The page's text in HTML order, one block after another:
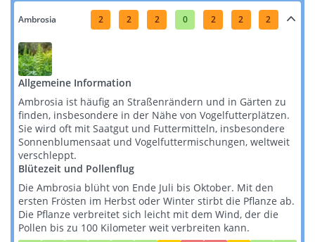
Ambrosia 2 2 2 0 2 2 2
Allgemeine Information
Ambrosia ist häufig an Straßenrändern und in Gärten zu
finden, insbesondere in der Nähe von Vogelfutterplätzen.
Sie wird oft mit Saatgut und Futtermitteln, insbesondere
Sonnenblumensaat und Vogelfuttermischungen, weltweit
verschleppt​​​​.
Blütezeit und Pollenflug
Die Ambrosia blüht von Ende Juli bis Oktober. Mit den
ersten Frösten im Herbst oder Winter stirbt die Pflanze ab.
Die Pflanze verbreitet sich leicht mit dem Wind, der die
Pollen bis zu 100 Kilometer weit verbreiten kann​​.